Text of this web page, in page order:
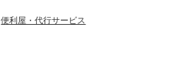
便利屋・代行サービス